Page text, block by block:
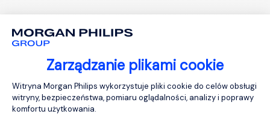
Zarządzanie plikami cookie
Platforma zarządzania zgodą:
Witryna Morgan Philips wykorzystuje pliki cookie do celów obsługi
witryny, bezpieczeństwa, pomiaru oglądalności, analizy i poprawy
komfortu użytkowania.
Eksperci branżowi